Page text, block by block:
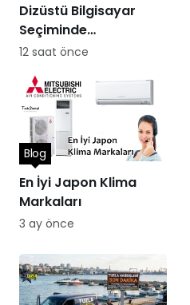
Dizüstü Bilgisayar
Seçiminde
Performans
12 saat önce
En İyi Japon Klima
Markaları
Blog
3 ay önce